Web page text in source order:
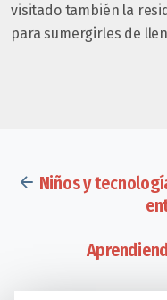
visitado también la
para sumergirles de
Niños y